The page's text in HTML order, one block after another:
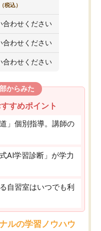
（税込）
合わせください
合わせください
合わせください
からみた
すめポイント
」個別指導。講師の
AI学習診断」が学力
自習室はいつでも利
ルの学習ノウハウ